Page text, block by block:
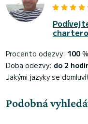
Procento odezvy: 100 %
Doba odezvy: do 2
Jakými jazyky se
Podobná